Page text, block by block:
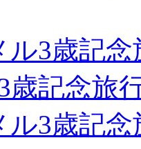
3歳記念
歳記念旅
3歳記念